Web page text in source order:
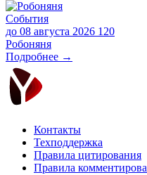
События
до 08 августа 2026 120
Робоняня
Подробнее →
Контакты
Техподдержка
Правила цитирования
Правила